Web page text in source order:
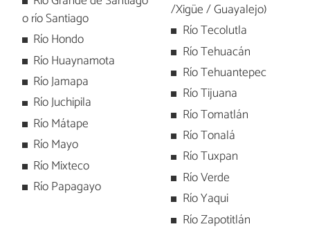
o río Santiago
Río Hondo
Río Huaynamota
Río Jamapa
Río Juchipila
Río Mátape
Río Mayo
Río Mixteco
Río Papagayo
/Xigüe / Guayalejo)
Río Tecolutla
Río Tehuacán
Río Tehuantepec
Río Tijuana
Río Tomatlán
Río Tonalá
Río Tuxpan
Río Verde
Río Yaqui
Río Zapotitlán